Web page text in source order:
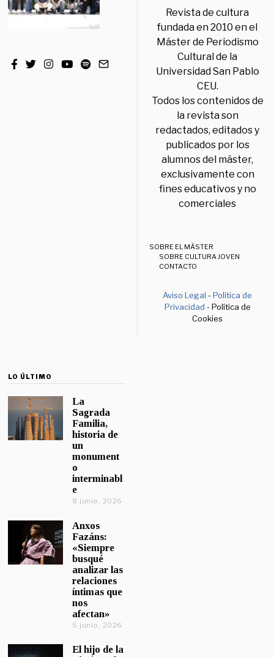
Revista de cultura
fundada en 2010 en el
Máster de Periodismo
Cultural de la
Universidad San Pablo
CEU.
Todos los contenidos de
la revista son
redactados, editados y
publicados por los
alumnos del máster,
exclusivamente con
fines educativos y no
comerciales
SOBRE EL MÁSTER
SOBRE CULTURA JOVEN
CONTACTO
Aviso Legal -Política de
Privacidad - Política de
Cookies
LO ÚLTIMO
La
Sagrada
Familia,
historia de
un
monument
o
interminabl
e
8 junio, 2026
Anxos
Fazáns:
«Siempre
busqué
analizar las
relaciones
íntimas que
nos
afectan»
5 junio, 2026
El hijo de la